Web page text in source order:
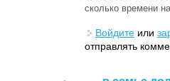
сколько времени
Войдите или
отправлять